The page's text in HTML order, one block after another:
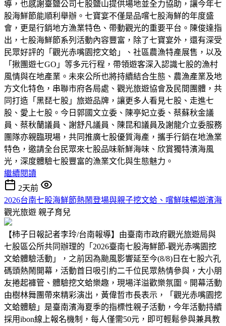
導，也感謝臺鹽公司七股鹽山提供場地並全力協助，讓今年七
股海鮮節能順利舉辦。七寶宴不僅是品嚐七股海鮮的年度盛
會，更是行銷地方漁業特色、帶動觀光的重要平台。陳俊達指
出，七股海鮮節系列活動內容豐富，除了七寶宴外，還有深受
民眾好評的「觀光赤嘴園挖文蛤」、社區農漁特產展售，以及
「揪團遊七GO」等多元行程，帶領遊客深入認識七股的漁村
風情與在地產業。未來公所也將持續結合生態、農漁產業及地
方文化特色，串聯市府各局處、觀光旅遊協會及民間團體，共
同打造「黑琵七股」旅遊品牌，讓更多人看見七股、走進七
股、愛上七股。今日郭國文立委、陳亭妃立委、蔡蘇秋金議
員、蔡秋蘭議員、謝舒凡議員、陳昆和議員及謝龍介立委服務
團隊亦親臨現場，共同推廣七股優質海產，攜手行銷在地漁業
特色，邀請全台民眾來七股品味新鮮海味、欣賞獨特濱海風
光，深度體驗七股豐富的漁業文化與生態魅力。
繼續閱讀
2天前
2026台南七股海鮮節熱鬧登場與親子挖文蛤、嚐鮮味暢遊濱海
觀光旅遊 親子育兒
【柿子日報記者李玲/台南報導】由臺南市政府觀光旅遊局與
七股區公所共同辦理的「2026臺南七股海鮮節-觀光赤嘴園挖
文蛤體驗活動」，之前因為颱風影響延至今(8/8)日在七股六孔
碼頭熱鬧開幕，活動首日吸引約二千位民眾熱情參與，大小朋
友捲起褲管、體驗挖文蛤樂趣，現場洋溢歡樂氛圍。開幕活動
由樹林舞團帶來精彩演出，黃偉哲市長表示，「觀光赤嘴園挖
文蛤體驗」是臺南濱海夏季的指標性親子活動，今年活動持續
採用ibon線上報名機制，每人僅需50元，即可輕鬆參與兼具教